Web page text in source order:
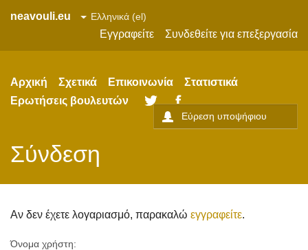
neavouli.eu
Εγγραφείτε
Συνδεθείτε για επεξεργασία
Αρχική Σχετικά Επικοινωνία
Στατιστικά
Ερωτήσεις βουλευτών
Twitter
Σύνδεση
Αν δεν έχετε λογαριασμό, παρακαλώ εγγραφείτε.
Όνομα χρήστη: